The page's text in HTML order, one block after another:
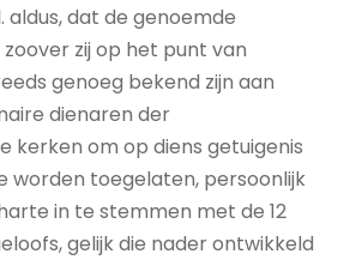
aldus, dat de genoemde
zij op het punt van
genoeg bekend zijn aan
dienaren der
kerken om op diens getuigenis
worden toegelaten, persoonlijk
in te stemmen met de 12
gelijk die nader ontwikkeld